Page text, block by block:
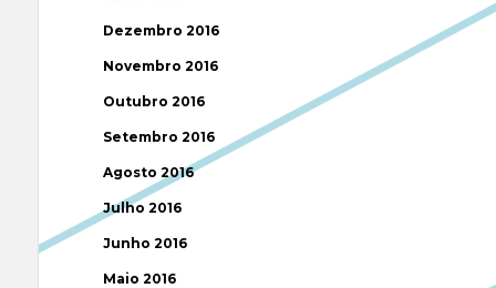
Dezembro 2016
Novembro 2016
Outubro 2016
Setembro 2016
Agosto 2016
Julho 2016
Junho 2016
Maio 2016